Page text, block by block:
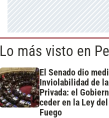
Lo más visto en
El Senado dio
Inviolabilidad de la
Privada: el
ceder en la Ley del
Fuego